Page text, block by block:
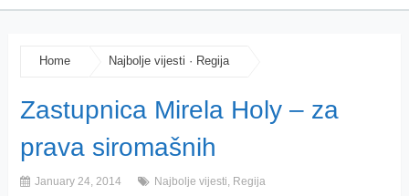
Home Najbolje vijesti · Regija
Zastupnica Mirela Holy – za
prava siromašnih
January 24, 2014 Najbolje vijesti, Regija